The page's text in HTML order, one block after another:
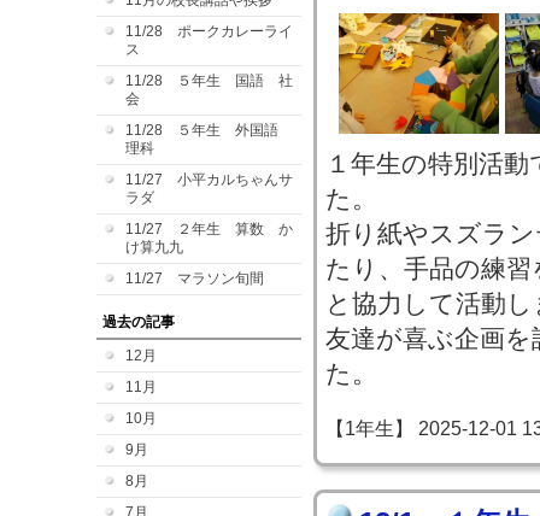
11/28 ポークカレーライ
ス
11/28 ５年生 国語 社
会
11/28 ５年生 外国語
理科
11/27 小平カルちゃんサ
ラダ
11/27 ２年生 算数 か
け算九九
11/27 マラソン旬間
過去の記事
12月
11月
10月
9月
8月
7月
１年生の特別活
た。
折り紙やスズラ
たり、手品の練
と協力して活動
友達が喜ぶ企画
た。
【1年生】 2025-12-01